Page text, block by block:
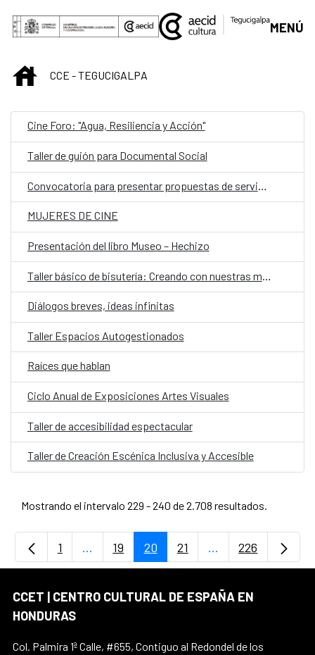
Saltar al contenido principal
MENÚ
INICIOCCE - TEGUCIGALPA
Cine Foro: "Agua, Resiliencia y Acción"
Taller de guión para Documental Social
MUJERES DE CINE
Presentación del libro Museo – Hechizo
Diálogos breves, ideas infinitas
Taller Espacios Autogestionados
Raíces que hablan
Ciclo Anual de Exposiciones Artes Visuales
Taller de accesibilidad espectacular
Taller de Creación Escénica Inclusiva y Accesible
Mostrando el intervalo 229 - 240 de 2.708 resultados.
Página
1 ...Páginas intermedias Use TAB para
Página
19 Página
20 Página
21 ...PáginasPágina
226
CCET | CENTRO CULTURAL DE ESPAÑA EN
HONDURAS
Col. Palmira 1ª Calle, #655, Contiguo al Redondel de los